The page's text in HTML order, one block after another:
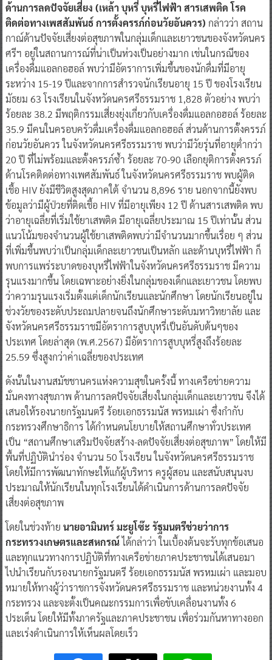
ด้านการลดปัจจัยเสี่ยง (เหล้า บุหรี่ บุหรี่ไฟฟ้า สารเสพติด โรค
ติดต่อทางเพสสัมพันธ์ การตั้งครรภ์ก่อนวัยอันควร) กล่าวว่า สถาน
กาณ์ด้านปัจจัยเสี่ยงต่อสุขภาพในกลุ่มเด็กและเยาวชนของจังหวัดนคร
ศรีฯ อยู่ในสถานการณ์ที่น่าเป็นห่วงเป็นอย่างมาก เช่นในกรณีของ
เครื่องดื่มแอลกอฮอล์ พบว่ามีอัตราการเพิ่มขึ้นของนักดื่มที่มีอายุ
ระหว่าง 15-19 ปีและจากการสำรวจนักเรียนอายุ 15 ปี ของโรงเรียน
มัธยม 63 โรงเรียนในจังหวัดนครศรีธรรมราช 1,828 ตัวอย่าง พบว่า
ร้อยละ 38.2 มีพฤติกรรมเสี่ยงยุ่งเกี่ยวกับเครื่องดื่มแอลกอฮอล์ ร้อยละ
35.9 มีคนในครอบครัวดื่มเครื่องดื่มแอลกอฮอล์ ส่วนด้านการตั้งครรภ์
ก่อนวัยอันควร ในจังหวัดนครศรีธรรมราช พบว่ามีวัยรุ่นที่อายุต่ำกว่า
20 ปี ที่ไม่พร้อมและตั้งครรภ์ซ้ำ ร้อยละ 70-90 เลือกยุติการตั้งครรภ์
ด้านโรคติดต่อทางเพศสัมพันธ์ ในจังหวัดนครศรีธรรมราช พบผู้ติด
เชื้อ HIV ยังมีชีวิตสูงสุดภาคใต้ จำนวน 8,896 ราย นอกจากนี้ยังพบ
ข้อมูลว่ามีผู้ป่วยที่ติดเชื้อ HIV ที่มีอายุเพียง 12 ปี ด้านสารเสพติด พบ
ว่าอายุเฉลี่ยที่เริ่มใช้ยาเสพติด มีอายุเฉลี่ยประมาณ 15 ปีเท่านั้น ส่วน
แนวโน้มของจำนวนผู้ใช้ยาเสพติดพบว่ามีจำนวนมากขึ้นเรื่อย ๆ ส่วน
ที่เพิ่มขึ้นพบว่าเป็นกลุ่มเด็กละเยาวชนเป็นหลัก และด้านบุหรี่ไฟฟ้า ก็
พบการแพร่ระบาดของบุหรี่ไฟฟ้าในจังหวัดนครศรีธรรมราช มีความ
รุนแรงมากขึ้น โดยเฉพาะอย่างยิ่งในกลุ่มของเด็กและเยาวชน โดยพบ
ว่าความรุนแรงเริ่มตั้งแต่เด็กนักเรียนและนักศึกษา โดยนักเรียนอยู่ใน
ช่วงวัยของระดับประถมปลายจนถึงนักศึกษาระดับมหาวิทยาลัย และ
จังหวัดนครศรีธรรมราชมีอัตราการสูบบุหรี่เป็นอันดับต้นๆของ
ประเทศ โดยล่าสุด (พ.ศ.2567) มีอัตราการสูบบุหรี่สูงถึงร้อยละ
25.59 ซึ่งสูงกว่าค่าเฉลี่ยของประเทศ
ดังนั้นในงานสมัชชานครแห่งความสุขในครั้งนี้ ทางเครือข่ายความ
มั่นคงทางสุขภาพ ด้านการลดปัจจัยเสี่ยงในกลุ่มเด็กและเยาวชน จึงได้
เสนอให้รองนายกรัฐมนตรี ร้อยเอกธรรมนัส พรหมเผ่า ซึ่งกำกับ
กระทรวงศึกษาธิการ ได้กำหนดนโยบายให้สถานศึกษาทั่วประเทศ
เป็น “สถานศึกษาเสริมปัจจัยสร้าง-ลดปัจจัยเสี่ยงต่อสุขภาพ” โดยให้มี
พื้นที่ปฏิบัตินำร่อง จำนวน 50 โรงเรียน ในจังหวัดนครศรีธรรมราช
โดยให้มีการพัฒนาทักษะให้แก้ผู้บริหาร ครูผู้สอน และสนับสนุนงบ
ประมาณให้นักเรียนในทุกโรงเรียนได้ดำเนินการด้านการลดปัจจัย
เสี่ยงต่อสุขภาพ
โดยในช่วงท้าย นายอามินทร์ มะยูโซ๊ะ รัฐมนตรีช่วยว่าการ
กระทรวงเกษตรและสหกรณ์ได้กล่าว่า ในเบื้องต้นจะรับทุกข้อเสนอ
และทุกแนวทางการปฏิบัติที่ทางเครือข่ายภาคประชาชนได้เสนอมา
ไปนำเรียนกับรองนายกรัฐมนตรี ร้อยเอกธรรมนัส พรหมเผ่า และมอบ
หมายให้ทางผู้ว่าราชการจังหวัดนครศรีธรรมราช และหน่วยงานทั้ง 4
กระทรวง และจะตั้งเป็นคณะกรรมการเพื่อขับเคลื่อนงานทั้ง 6
ประเด็น โดยให้มีทั้งภาครัฐและภาคประชาชน เพื่อร่วมกันหาทางออก
และเร่งดำเนินการให้เห็นผลโดยเร็ว